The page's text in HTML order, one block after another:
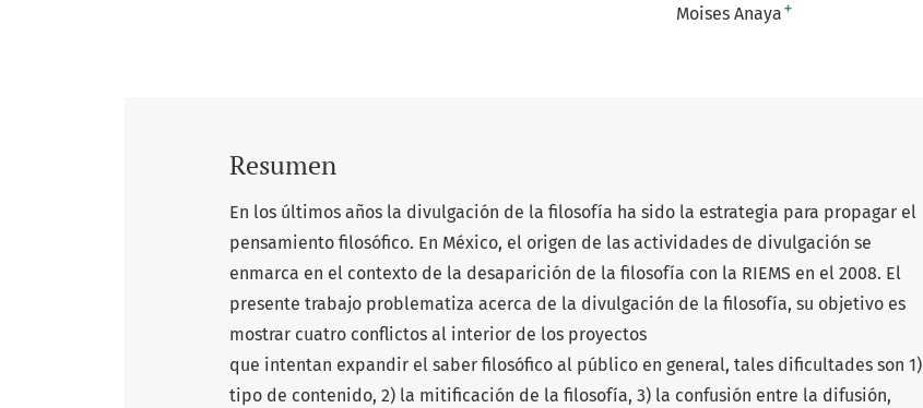
Moises Anaya +
Resumen
En los últimos años la divulgación de la filosofía ha sido la estrategia para propagar el
pensamiento filosófico. En México, el origen de las actividades de divulgación se
enmarca en el contexto de la desaparición de la filosofía con la RIEMS en el 2008. El
presente trabajo problematiza acerca de la divulgación de la filosofía, su objetivo es
mostrar cuatro conflictos al interior de los proyectos
que intentan expandir el saber filosófico al público en general, tales dificultades son 1)
tipo de contenido, 2) la mitificación de la filosofía, 3) la confusión entre la difusión,